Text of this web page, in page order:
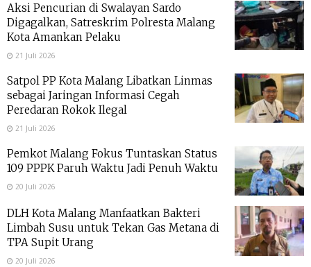
Aksi Pencurian di Swalayan Sardo
Digagalkan, Satreskrim Polresta Malang
Kota Amankan Pelaku
21 Juli 2026
Satpol PP Kota Malang Libatkan Linmas
sebagai Jaringan Informasi Cegah
Peredaran Rokok Ilegal
21 Juli 2026
Pemkot Malang Fokus Tuntaskan Status
109 PPPK Paruh Waktu Jadi Penuh Waktu
20 Juli 2026
DLH Kota Malang Manfaatkan Bakteri
Limbah Susu untuk Tekan Gas Metana di
TPA Supit Urang
20 Juli 2026